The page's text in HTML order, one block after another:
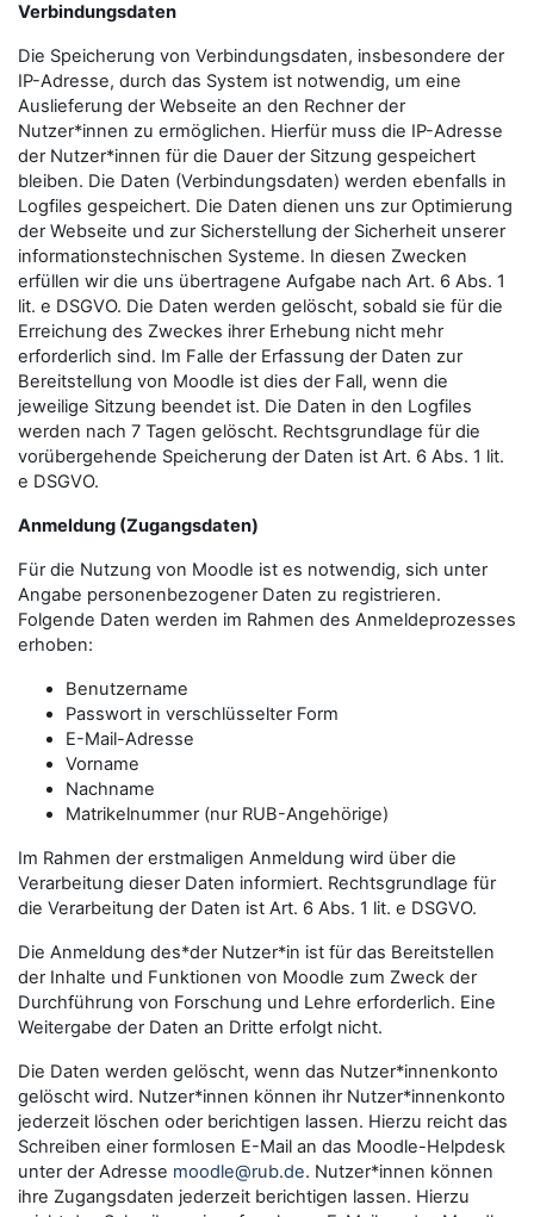
Verbindungsdaten
Die Speicherung von Verbindungsdaten, insbesondere der
IP-Adresse, durch das System ist notwendig, um eine
Auslieferung der Webseite an den Rechner der
Nutzer*innen zu ermöglichen. Hierfür muss die IP-Adresse
der Nutzer*innen für die Dauer der Sitzung gespeichert
bleiben. Die Daten (Verbindungsdaten) werden ebenfalls in
Logfiles gespeichert. Die Daten dienen uns zur Optimierung
der Webseite und zur Sicherstellung der Sicherheit unserer
informationstechnischen Systeme. In diesen Zwecken
erfüllen wir die uns übertragene Aufgabe nach Art. 6 Abs. 1
lit. e DSGVO. Die Daten werden gelöscht, sobald sie für die
Erreichung des Zweckes ihrer Erhebung nicht mehr
erforderlich sind. Im Falle der Erfassung der Daten zur
Bereitstellung von Moodle ist dies der Fall, wenn die
jeweilige Sitzung beendet ist. Die Daten in den Logfiles
werden nach 7 Tagen gelöscht. Rechtsgrundlage für die
vorübergehende Speicherung der Daten ist Art. 6 Abs. 1 lit.
e DSGVO.
Anmeldung (Zugangsdaten)
Für die Nutzung von Moodle ist es notwendig, sich unter
Angabe personenbezogener Daten zu registrieren.
Folgende Daten werden im Rahmen des Anmeldeprozesses
erhoben:
Benutzername
Passwort in verschlüsselter Form
E-Mail-Adresse
Vorname
Nachname
Matrikelnummer (nur RUB-Angehörige)
Im Rahmen der erstmaligen Anmeldung wird über die
Verarbeitung dieser Daten informiert. Rechtsgrundlage für
die Verarbeitung der Daten ist Art. 6 Abs. 1 lit. e DSGVO.
Die Anmeldung des*der Nutzer*in ist für das Bereitstellen
der Inhalte und Funktionen von Moodle zum Zweck der
Durchführung von Forschung und Lehre erforderlich. Eine
Weitergabe der Daten an Dritte erfolgt nicht.
Die Daten werden gelöscht, wenn das Nutzer*innenkonto
gelöscht wird. Nutzer*innen können ihr Nutzer*innenkonto
jederzeit löschen oder berichtigen lassen. Hierzu reicht das
Schreiben einer formlosen E-Mail an das Moodle-Helpdesk
unter der Adresse moodle@rub.de. Nutzer*innen können
ihre Zugangsdaten jederzeit berichtigen lassen. Hierzu